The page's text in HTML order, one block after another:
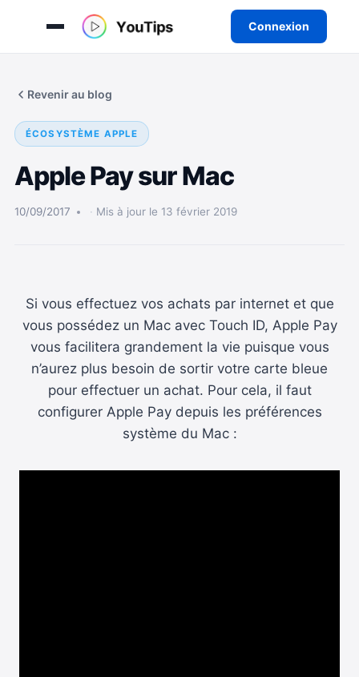
Connexion
Revenir au blog
ÉCOSYSTÈME APPLE
Apple Pay sur Mac
10/09/2017 Mis à jour le 13 février 2019
Si vous effectuez vos achats par internet et que
vous possédez un Mac avec Touch ID, Apple Pay
vous facilitera grandement la vie puisque vous
n’aurez plus besoin de sortir votre carte bleue
pour effectuer un achat. Pour cela, il faut
configurer Apple Pay depuis les préférences
système du Mac :